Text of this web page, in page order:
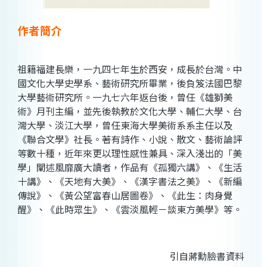
作者簡介
祖籍福建長樂，一九四七年生於西安，成長於台灣。中
國文化大學史學系、藝術研究所畢業，後負笈法國巴黎
大學藝術研究所。一九七六年返台後，曾任《雄獅美
術》月刊主編，並先後執教於文化大學、輔仁大學、台
灣大學、淡江大學，曾任東海大學美術系系主任以及
《聯合文學》社長。著有詩作、小說、散文、藝術論評
等數十種，近年來更以理性感性兼具、深入淺出的「美
學」闡述風靡廣大讀者，作品有《孤獨六講》、《生活
十講》、《天地有大美》、《漢字書法之美》、《新編
傳說》、《黃公望富春山居圖卷》、《此生：肉身覺
醒》、《此時眾生》、《雲淡風輕－談東方美學》等。
引自蔣勳臉書資料